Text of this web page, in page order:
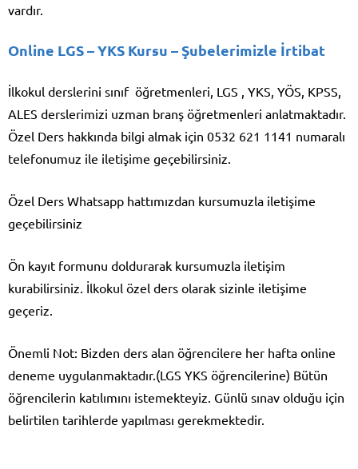
vardır.
Online LGS – YKS Kursu – Şubelerimizle İrtibat
İlkokul derslerini sınıf öğretmenleri, LGS , YKS, YÖS, KPSS,
ALES derslerimizi uzman branş öğretmenleri anlatmaktadır.
Özel Ders hakkında bilgi almak için 0532 621 1141 numaralı
telefonumuz ile iletişime geçebilirsiniz.
Özel Ders Whatsapp hattımızdan kursumuzla iletişime
geçebilirsiniz
Ön kayıt formunu doldurarak kursumuzla iletişim
kurabilirsiniz. İlkokul özel ders olarak sizinle iletişime
geçeriz.
Önemli Not: Bizden ders alan öğrencilere her hafta online
deneme uygulanmaktadır.(LGS YKS öğrencilerine) Bütün
öğrencilerin katılımını istemekteyiz. Günlü sınav olduğu için
belirtilen tarihlerde yapılması gerekmektedir.